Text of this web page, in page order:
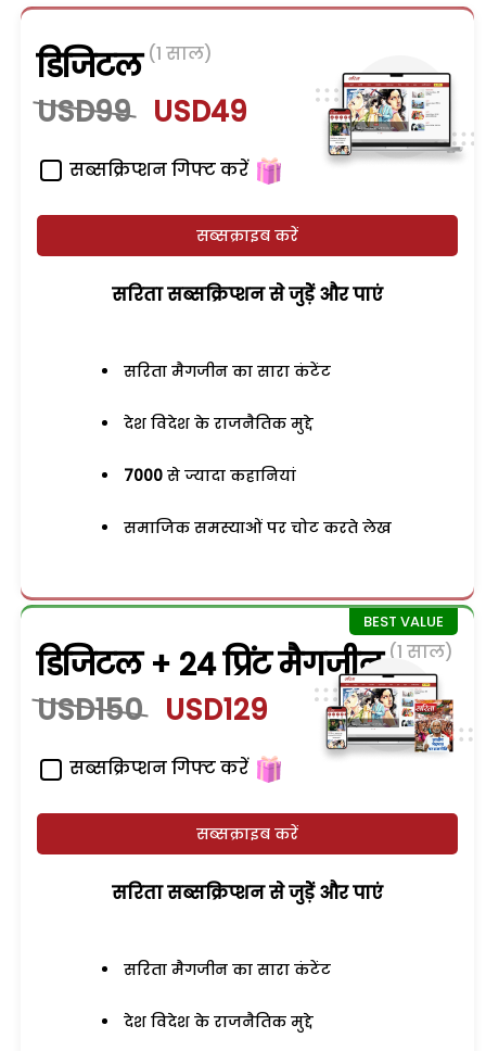
डिजिटल (1 साल)
USD99 USD49
सब्सक्रिप्शन गिफ्ट करें
सब्सक्राइब करें
सरिता सब्सक्रिप्शन से जुड़ेें और पाएं
सरिता मैगजीन का सारा कंटेंट
देश विदेश के राजनैतिक मुद्दे
7000 से ज्यादा कहानियां
समाजिक समस्याओं पर चोट करते लेख
डिजिटल + 24 प्रिंट मैगजीन (1 साल)
USD150 USD129
सब्सक्रिप्शन गिफ्ट करें
सब्सक्राइब करें
सरिता सब्सक्रिप्शन से जुड़ेें और पाएं
सरिता मैगजीन का सारा कंटेंट
देश विदेश के राजनैतिक मुद्दे